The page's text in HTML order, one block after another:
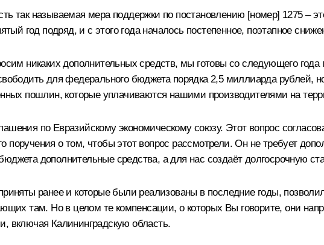
так называемая мера поддержки по постановлению [номер] 1275 –
год подряд, и с этого года началось постепенное, поэтапное
никаких дополнительных средств, мы готовы со следующего
для федерального бюджета порядка 2,5 миллиарда рублей,
пошлин, которые уплачиваются нашими производителями на
по Евразийскому экономическому союзу. Этот вопрос
о том, чтобы этот вопрос рассмотрели. Он не требует
дополнительные средства, а для нас создаёт долгосрочную
ранее и которые были реализованы в последние годы,
там. Но в целом те компенсации, о которых Вы говорите, они
включая Калининградскую область.